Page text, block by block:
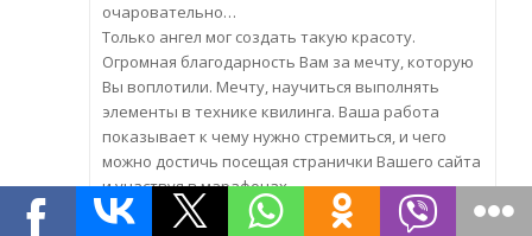
очаровательно…
Только ангел мог создать такую красоту.
Огромная благодарность Вам за мечту, которую
Вы воплотили. Мечту, научиться выполнять
элементы в технике квилинга. Ваша работа
показывает к чему нужно стремиться, и чего
можно достичь посещая странички Вашего сайта
и участвуя в марафонах …